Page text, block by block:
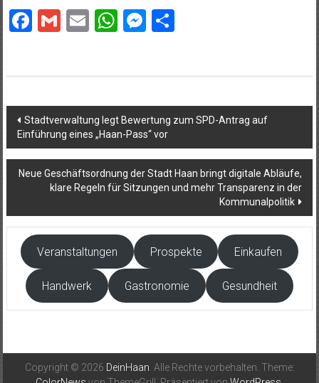
Facebook
GmailEmailWhatsApp
Messenger
Beitragsnavigation
Stadtverwaltung legt Bewertung zum SPD-Antrag auf
Einführung eines „Haan-Pass“ vor
Neue Geschäftsordnung der Stadt Haan bringt digitale Abläufe,
klare Regeln für Sitzungen und mehr Transparenz in der
Kommunalpolitik
Veranstaltungen Prospekte Einkaufen
Handwerk Gastronomie Gesundheit
Copyright © 2026 DeinHaan. Alle Rechte vorbehalten. Theme: